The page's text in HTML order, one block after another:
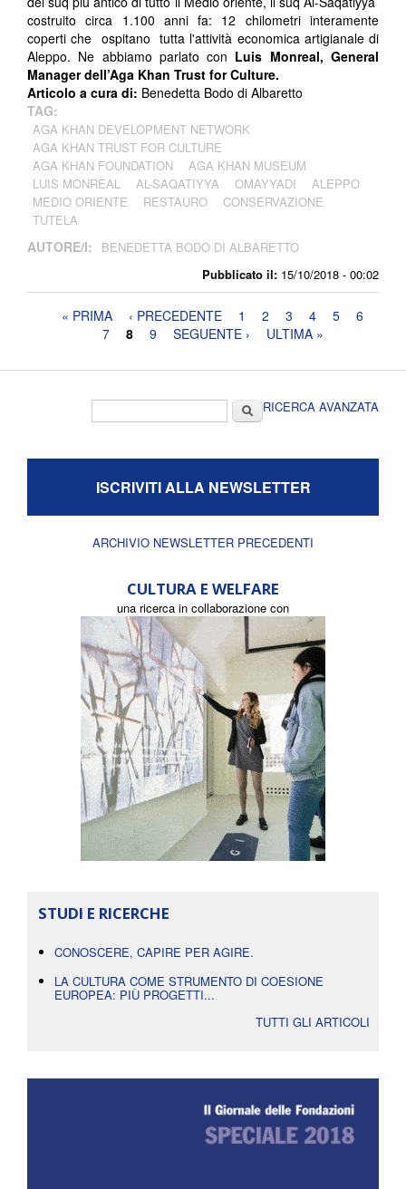
Pubblicato il: 15/10/2018 - 00:02
costruito circa 1.100 anni fa: 12 chilometri interamente
coperti che ospitano tutta l'attività economica artigianale di
Aleppo. Ne abbiamo parlato con Luis Monreal, General
Manager dell’Aga Khan Trust for Culture.
Articolo a cura di: Benedetta Bodo di Albaretto
TAG:
AGA KHAN DEVELOPMENT NETWORK
AGA KHAN TRUST FOR CULTURE
AGA KHAN FOUNDATION
AGA KHAN MUSEUM
LUIS MONREAL
AL-SAQATIYYA OMAYYADI
ALEPPO
MEDIO ORIENTE
RESTAURO
CONSERVAZIONE
TUTELA
AUTORE/I: BENEDETTA BODO DI ALBARETTO
Pagine« PRIMA ‹ PRECEDENTE 1 2 3 4 5
6
7
8 9 SEGUENTE › ULTIMA »
CercaRICERCA AVANZATA
ISCRIVITI ALLA NEWSLETTER
ARCHIVIO NEWSLETTER PRECEDENTI
CULTURA E WELFARE
una ricerca in collaborazione con
STUDI E RICERCHE
CONOSCERE, CAPIRE PER AGIRE.
LA CULTURA COME STRUMENTO DI COESIONE
EUROPEA: PIÙ PROGETTI...
TUTTI GLI ARTICOLI